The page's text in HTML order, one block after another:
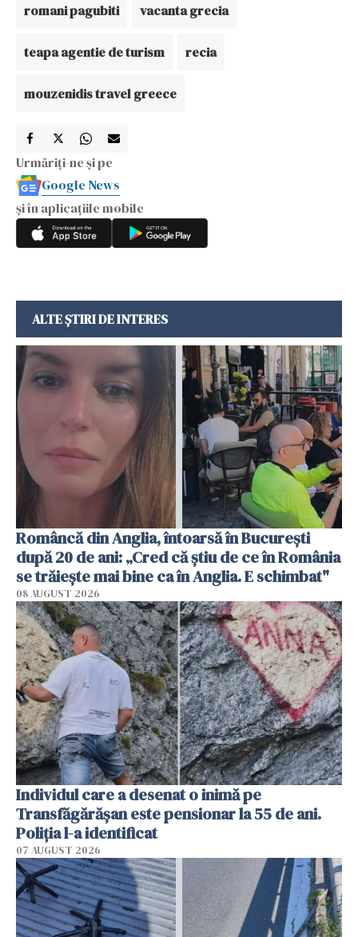
romani pagubiti vacanta grecia
teapa agentie de turism recia
mouzenidis travel greece
Urmăriți-ne și pe
Google News
și în aplicațiile mobile
ALTE ȘTIRI DE INTERES
Româncă din Anglia, întoarsă în București
după 20 de ani: „Cred că știu de ce în România
se trăiește mai bine ca în Anglia. E schimbat"
08 AUGUST 2026
Individul care a desenat o inimă pe
Transfăgărășan este pensionar la 55 de ani.
Poliția l-a identificat
07 AUGUST 2026